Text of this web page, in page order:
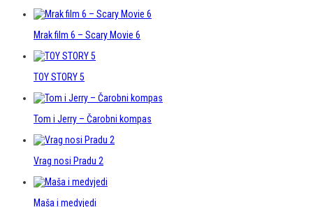
Mrak film 6 – Scary Movie 6
TOY STORY 5
Tom i Jerry – Čarobni kompas
Vrag nosi Pradu 2
Maša i medvjedi